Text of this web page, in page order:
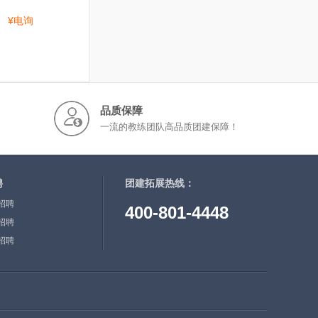
¥电询
品质保障
一流的教练团队高品质团建保障！
聘
聘
聘
团建拓展热线：
400-801-4448